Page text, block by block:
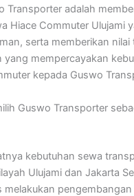
Transporter adalah
Hiace Commuter Ulujami
serta memberikan nilai
yang mempercayakan
kepada Guswo
Guswo Transporter
kebutuhan sewa
Ulujami dan Jakarta
melakukan pengembangan